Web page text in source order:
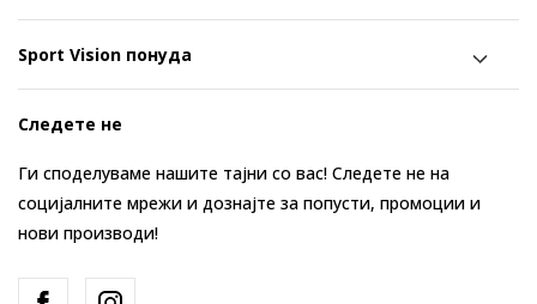
Sport Vision понуда
Следете не
Ги споделуваме нашите тајни со вас! Следете не на
социјалните мрежи и дознајте за попусти, промоции и
нови производи!